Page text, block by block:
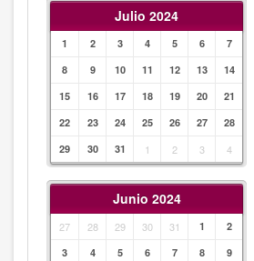
Julio 2024
1 2 3 4 5 6
7
8
9 10 11 12 13
14
15
16 17 18 19 20
21
22
23 24 25 26 27
28
29
30 31 1 2 3 4
Junio 2024
27 28 29 30 31 1
2
3
4 5 6 7 8
9